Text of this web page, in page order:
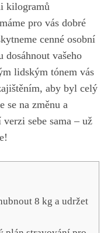
kilogramů
pro vás ‍dobré
cenné osobní
dosáhnout​ vašeho
lidským tónem vás
aby byl ⁢celý
se na ⁢změnu‍ a
sebe sama – už
8 kg a ⁢udržet